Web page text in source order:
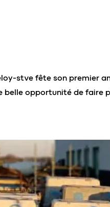
stve fête son premier
belle opportunité de faire